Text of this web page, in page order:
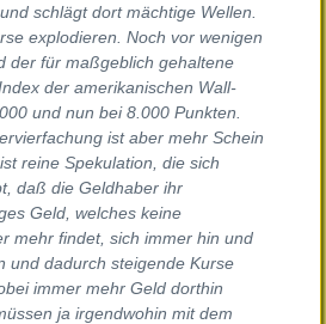
schlägt dort mächtige Wellen.
explodieren. Noch vor wenigen
der für maßgeblich gehaltene
der amerikanischen Wall-
und nun bei 8.000 Punkten.
ist aber mehr Schein
reine Spekulation, die sich
daß die Geldhaber ihr
Geld, welches keine
mehr findet, sich immer hin und
und dadurch steigende Kurse
immer mehr Geld dorthin
ja irgendwohin mit dem